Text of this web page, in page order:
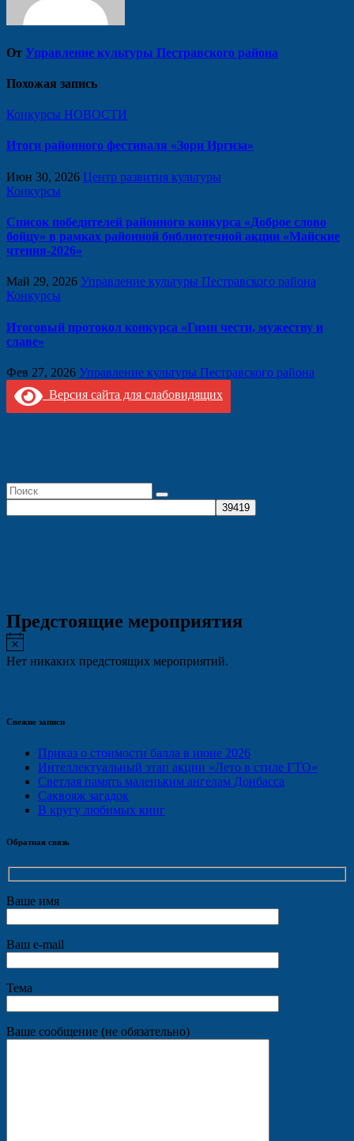
От Управление культуры Пестравского района
Похожая запись
Конкурсы НОВОСТИ
Итоги районного фестиваля «Зори Иргиза»
Июн 30, 2026 Центр развития культуры
Конкурсы
Список победителей районного конкурса «Доброе слово
бойцу» в рамках районной библиотечной акции «Майские
чтения-2026»
Май 29, 2026 Управление культуры Пестравского района
Конкурсы
Итоговый протокол конкурса «Гимн чести, мужеству и
славе»
Фев 27, 2026 Управление культуры Пестравского района
Версия сайта для слабовидящих
Предстоящие мероприятия
Заметка
Нет никаких предстоящих мероприятий.
Свежие записи
Приказ о стоимости балла в июне 2026
Интеллектуальный этап акции «Лето в стиле ГТО»
Светлая память маленьким ангелам Донбасса
Саквояж загадок
В кругу любимых книг
Обратная связь
Ваше имя
Ваш e-mail
Тема
Ваше сообщение (не обязательно)